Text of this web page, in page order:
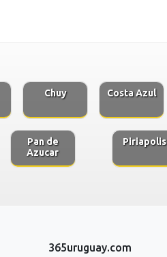
Chuy Costa Azul
Pan de
Azucar
Piriapolis
365uruguay.com